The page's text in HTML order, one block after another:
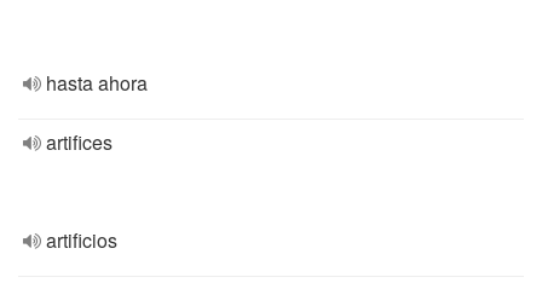
hasta ahora
artifices
artificios